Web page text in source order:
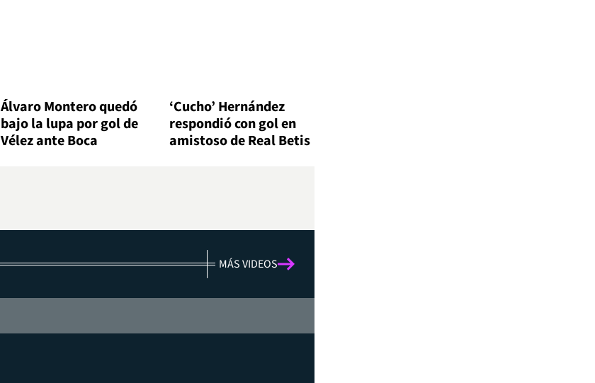
Álvaro Montero quedó
bajo la lupa por gol de
Vélez ante Boca
‘Cucho’ Hernández
respondió con gol en
amistoso de Real Betis
MÁS VIDEOS